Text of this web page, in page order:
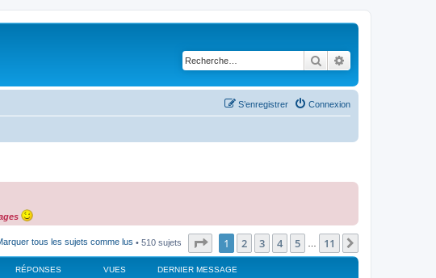
Rechercher
Connexion
S’enregistrer
tous les sujets comme lus • 510 sujets Page sur11
1 2 3 4 5 11
RÉPONSES VUES DERNIER MESSAGE